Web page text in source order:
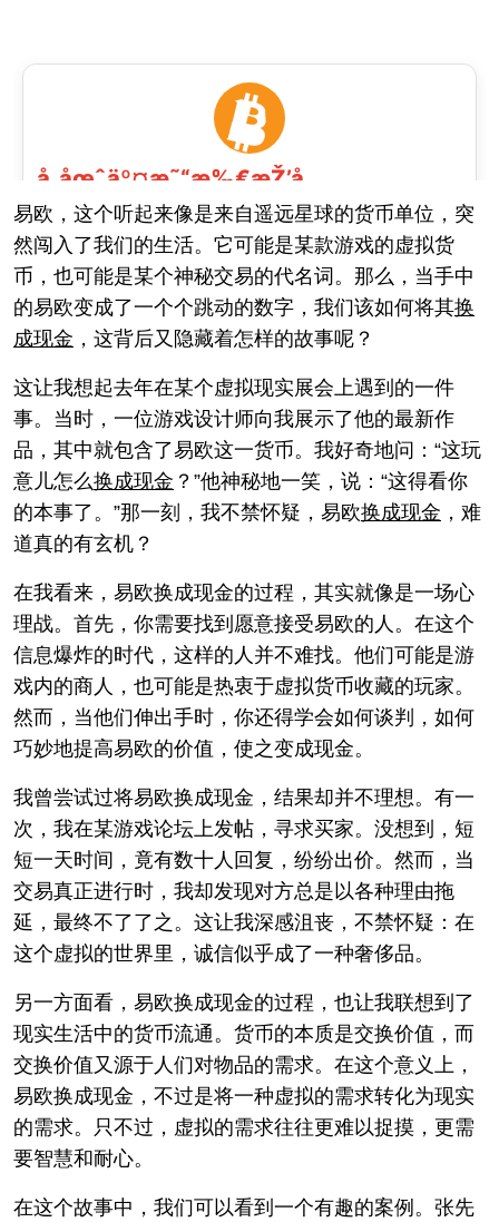
易欧，这个听起来像是来自遥远星球的货币单位，突
然闯入了我们的生活。它可能是某款游戏的虚拟货
币，也可能是某个神秘交易的代名词。那么，当手中
的易欧变成了一个个跳动的数字，我们该如何将其换
成现金 ，这背后又隐藏着怎样的故事呢？
这让我想起去年在某个虚拟现实展会上遇到的一件
事。当时，一位游戏设计师向我展示了他的最新作
品，其中就包含了易欧这一货币。我好奇地问：“这玩
意儿怎么换成现金 ？”他神秘地一笑，说：“这得看你
的本事了。”那一刻，我不禁怀疑，易欧换成现金 ，难
道真的有玄机？
在我看来，易欧换成现金的过程，其实就像是一场心
理战。首先，你需要找到愿意接受易欧的人。在这个
信息爆炸的时代，这样的人并不难找。他们可能是游
戏内的商人，也可能是热衷于虚拟货币收藏的玩家。
然而，当他们伸出手时，你还得学会如何谈判，如何
巧妙地提高易欧的价值，使之变成现金。
我曾尝试过将易欧换成现金，结果却并不理想。有一
次，我在某游戏论坛上发帖，寻求买家。没想到，短
短一天时间，竟有数十人回复，纷纷出价。然而，当
交易真正进行时，我却发现对方总是以各种理由拖
延，最终不了了之。这让我深感沮丧，不禁怀疑：在
这个虚拟的世界里，诚信似乎成了一种奢侈品。
另一方面看，易欧换成现金的过程，也让我联想到了
现实生活中的货币流通。货币的本质是交换价值，而
交换价值又源于人们对物品的需求。在这个意义上，
易欧换成现金，不过是将一种虚拟的需求转化为现实
的需求。只不过，虚拟的需求往往更难以捉摸，更需
要智慧和耐心。
在这个故事中，我们可以看到一个有趣的案例。张先